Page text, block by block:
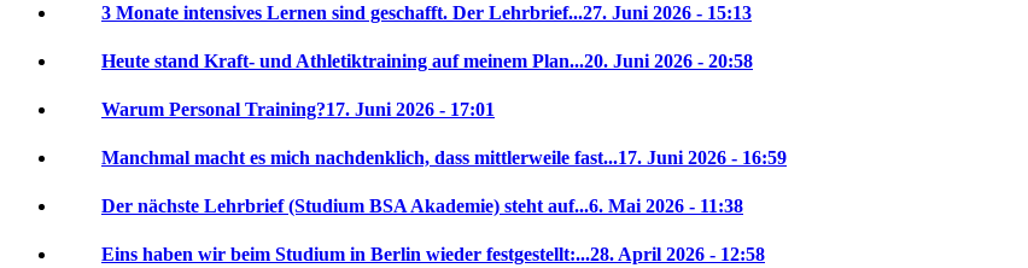
3 Monate intensives Lernen sind geschafft. Der Lehrbrief...27. Juni 2026 - 15:13
Heute stand Kraft- und Athletiktraining auf meinem Plan...20. Juni 2026 - 20:58
Warum Personal Training?17. Juni 2026 - 17:01
Manchmal macht es mich nachdenklich, dass mittlerweile fast...17. Juni 2026 - 16:59
Der nächste Lehrbrief (Studium BSA Akademie) steht auf...6. Mai 2026 - 11:38
Eins haben wir beim Studium in Berlin wieder festgestellt:...28. April 2026 - 12:58